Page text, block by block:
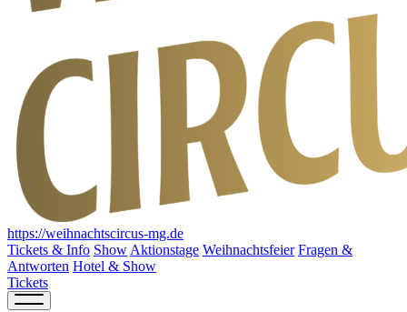
https://weihnachtscircus-mg.de
Tickets & Info Show Aktionstage Weihnachtsfeier Fragen &
Antworten Hotel & Show
Tickets